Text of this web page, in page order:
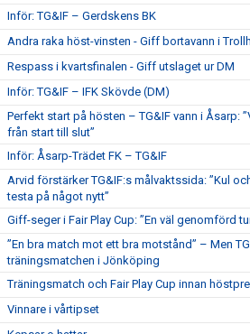
Inför: TG&IF – Gerdskens BK
Andra raka höst-vinsten - Giff bortavann i
Respass i kvartsfinalen - Giff utslaget ur DM
Inför: TG&IF – IFK Skövde (DM)
Perfekt start på hösten – TG&IF vann i Åsarp:
från start till slut”
Inför: Åsarp-Trädet FK – TG&IF
Arvid förstärker TG&IF:s målvaktssida: ”Kul
testa på något nytt”
Giff-seger i Fair Play Cup: ”En väl genomförd
”En bra match mot ett bra motstånd” – Men
träningsmatchen i Jönköping
Träningsmatch och Fair Play Cup innan
Vinnare i vårtipset